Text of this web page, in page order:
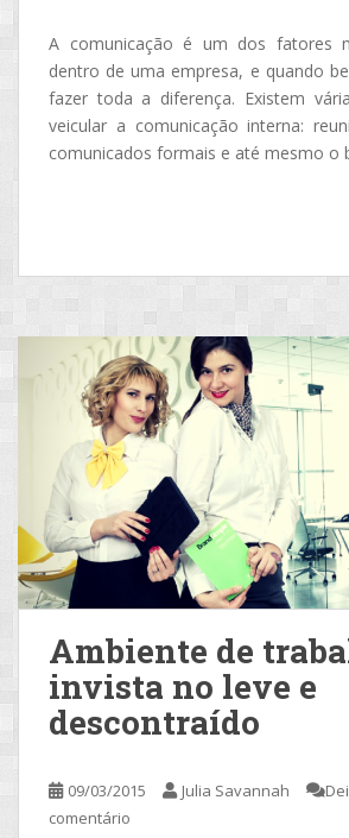
A comunicação é um dos fatores
dentro de uma empresa, e quando
fazer toda a diferença. Existem
veicular a comunicação interna:
comunicados formais e até mesmo o
Ambiente de
invista no leve e
descontraído
09/03/2015 Julia Savannah
comentário